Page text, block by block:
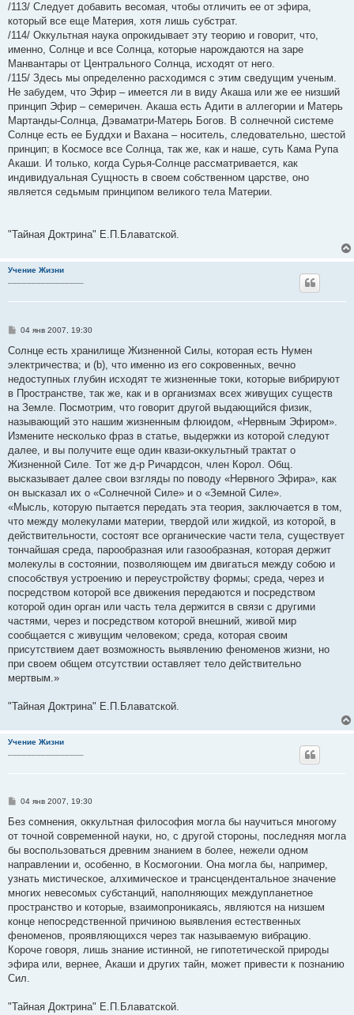
/113/ Следует добавить весомая, чтобы отличить ее от эфира,
который все еще Материя, хотя лишь субстрат.
/114/ Оккультная наука опрокидывает эту теорию и говорит, что,
именно, Солнце и все Солнца, которые нарождаются на заре
Манвантары от Центрального Солнца, исходят от него.
/115/ Здесь мы определенно расходимся с этим сведущим ученым.
Не забудем, что Эфир – имеется ли в виду Акаша или же ее низший
принцип Эфир – семеричен. Акаша есть Адити в аллегории и Матерь
Мартанды-Солнца, Дэваматри-Матерь Богов. В солнечной системе
Солнце есть ее Буддхи и Вахана – носитель, следовательно, шестой
принцип; в Космосе все Солнца, так же, как и наше, суть Кама Рупа
Акаши. И только, когда Сурья-Солнце рассматривается, как
индивидуальная Сущность в своем собственном царстве, оно
является седьмым принципом великого тела Материи.
"Тайная Доктрина" Е.П.Блаватской.
Учение Жизни
С
о
щ
е
н
и
е
04 янв 2007, 19:30
Солнце есть хранилище Жизненной Силы, которая есть Нумен
электричества; и (b), что именно из его сокровенных, вечно
недоступных глубин исходят те жизненные токи, которые вибрируют
в Пространстве, так же, как и в организмах всех живущих существ
на Земле. Посмотрим, что говорит другой выдающийся физик,
называющий это нашим жизненным флюидом, «Нервным Эфиром».
Измените несколько фраз в статье, выдержки из которой следуют
далее, и вы получите еще один квази-оккультный трактат о
Жизненной Силе. Тот же д-р Ричардсон, член Корол. Общ.
высказывает далее свои взгляды по поводу «Нервного Эфира», как
он высказал их о «Солнечной Силе» и о «Земной Силе».
«Мысль, которую пытается передать эта теория, заключается в том,
что между молекулами материи, твердой или жидкой, из которой, в
действительности, состоят все органические части тела, существует
тончайшая среда, парообразная или газообразная, которая держит
молекулы в состоянии, позволяющем им двигаться между собою и
способствуя устроению и переустройству формы; среда, через и
посредством которой все движения передаются и посредством
которой один орган или часть тела держится в связи с другими
частями, через и посредством которой внешний, живой мир
сообщается с живущим человеком; среда, которая своим
присутствием дает возможность выявлению феноменов жизни, но
при своем общем отсутствии оставляет тело действительно
мертвым.»
"Тайная Доктрина" Е.П.Блаватской.
Учение Жизни
С
о
щ
е
и
е
04 янв 2007, 19:30
Без сомнения, оккультная философия могла бы научиться многому
от точной современной науки, но, с другой стороны, последняя могла
бы воспользоваться древним знанием в более, нежели одном
направлении и, особенно, в Космогонии. Она могла бы, например,
узнать мистическое, алхимическое и трансцендентальное значение
многих невесомых субстанций, наполняющих междупланетное
пространство и которые, взаимопроникаясь, являются на низшем
конце непосредственной причиною выявления естественных
феноменов, проявляющихся через так называемую вибрацию.
Короче говоря, лишь знание истинной, не гипотетической природы
эфира или, вернее, Акаши и других тайн, может привести к познанию
Сил.
"Тайная Доктрина" Е.П.Блаватской.